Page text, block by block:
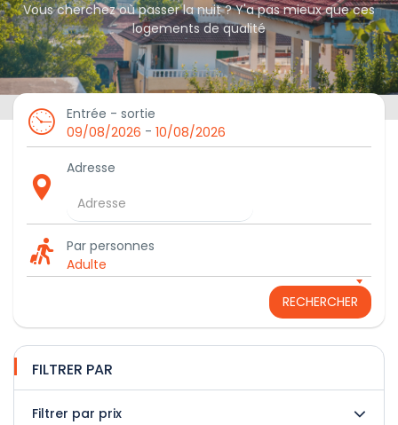
Vous cherchez où passer la nuit ? Y'a pas mieux que ces
logements de qualité
Entrée - sortie
09/08/2026 - 10/08/2026
Adresse
Par personnes
Adulte
RECHERCHER
FILTRER PAR
Filtrer par prix